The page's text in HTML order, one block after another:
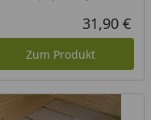
31,90 €
Zum Produkt